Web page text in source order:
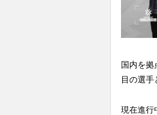
国内を拠
目の選手
現在進行